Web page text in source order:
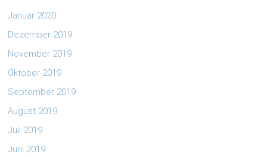
Januar 2020
Dezember 2019
November 2019
Oktober 2019
September 2019
August 2019
Juli 2019
Juni 2019